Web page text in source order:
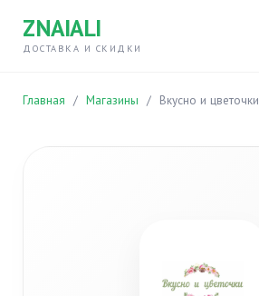
ZNAIALI
ДОСТАВКА И СКИДКИ
Главная / Магазины / Вкусно и цветочки